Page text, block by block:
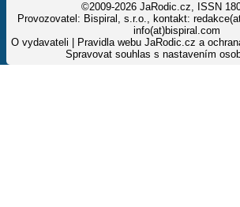
©2009-2026 JaRodic.cz, ISSN
Provozovatel: Bispiral, s.r.o., kontakt:
info(at)bispiral.com
O vydavateli
Pravidla webu JaRodic.cz a
Spravovat souhlas s nastavením